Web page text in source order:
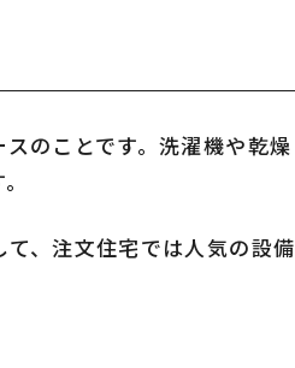
のことです。洗濯機や乾燥
、注文住宅では人気の設備